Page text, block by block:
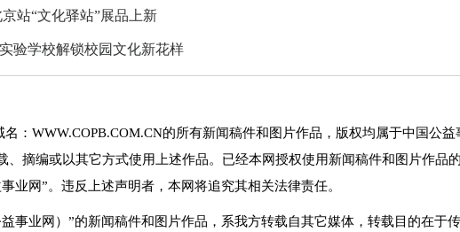
站“文化驿站”展品上新
验学校解锁校园文化新花样
：WWW.COPB.COM.CN的所有新闻稿件和图片作品，版权均属于中国公益
、摘编或以其它方式使用上述作品。已经本网授权使用新闻稿件和图片作品
业网”。违反上述声明者，本网将追究其相关法律责任。
事业网）”的新闻稿件和图片作品，系我方转载自其它媒体，转载目的在于